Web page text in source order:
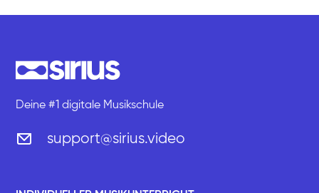
Deine #1 digitale Musikschule
support@sirius.video